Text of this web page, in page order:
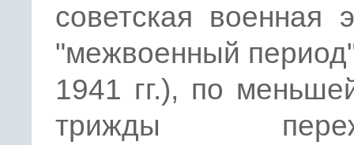
советская военная
"межвоенный
1941 гг.), по
трижды